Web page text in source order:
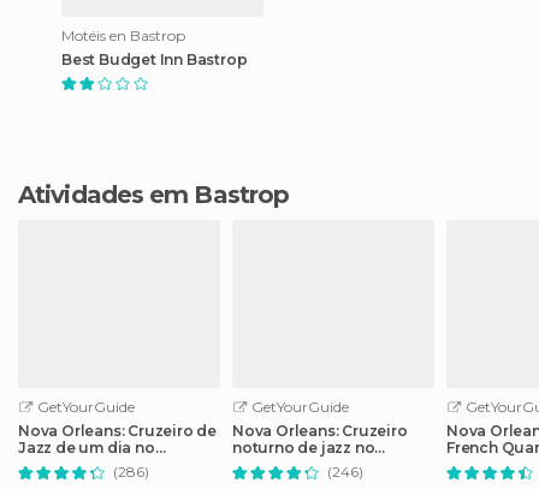
Motéis en Bastrop
Best Budget Inn Bastrop
Atividades em Bastrop
GetYourGuide
Nova Orleans: Cruzeiro de
Jazz de um dia no
Steamboat Natchez
(286)
GetYourGuide
Nova Orleans: Cruzeiro
noturno de jazz no
Steamboat Natchez
(246)
Nova
French
e Vudu